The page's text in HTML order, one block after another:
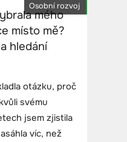
Osobní rozvoj
mého
místo mě?
hledání
otázku, proč
svému
jsem zjistila
víc, než